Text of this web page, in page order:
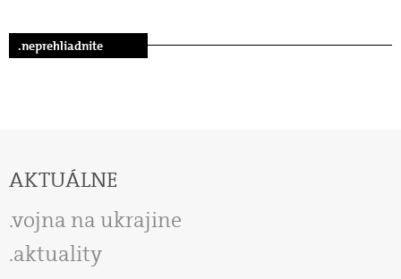
.neprehliadnite
AKTUÁLNE
vojna na ukrajine
aktuality